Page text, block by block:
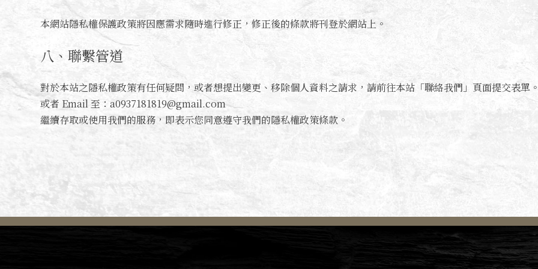
本網站隱私權保護政策將因應需求隨時進行修正，修正後的條款將刊登於網站上。
八、聯繫管道
對於本站之隱私權政策有任何疑問，或者想提出變更、移除個人資料之請求，請前往本站「聯絡我們」頁面提交表單
或者 Email 至：a0937181819@gmail.com
繼續存取或使用我們的服務，即表示您同意遵守我們的隱私權政策條款。